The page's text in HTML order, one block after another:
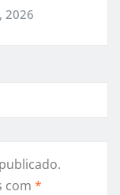
2026
com *